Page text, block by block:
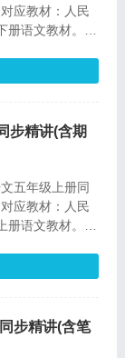
应教材：人民
语文教材。包
单元考点梳理
中复习、五下期
步精讲(含期
五年级上册同
应教材：人民
语文教材。包
视频、各单元考
解、期中复习
步精讲(含笔